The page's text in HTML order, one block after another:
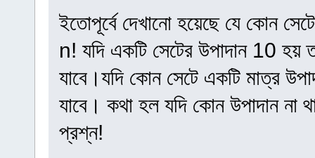
ইতোপূর্বে দেখানো হয়েছে যে কোন
n! যদি একটি সেটের উপাদান 10 হয়
যাবে।যদি কোন সেটে একটি মাত্র
যাবে। কথা হল যদি কোন উপাদান না
প্রশ্ন!